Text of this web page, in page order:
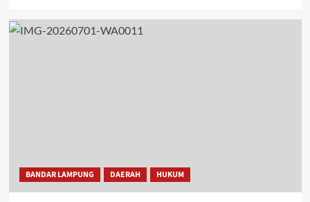
BANDAR LAMPUNG DAERAH HUKUM